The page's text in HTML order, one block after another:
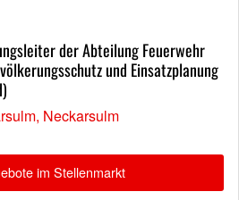
der Abteilung Feuerwehr
und Einsatzplanung
Neckarsulm
im Stellenmarkt